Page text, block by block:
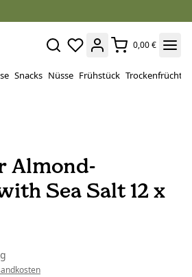
0,00 €
Snacks Nüsse Frühstück Trockenfrüchte
Almond-
Sea Salt 12 x